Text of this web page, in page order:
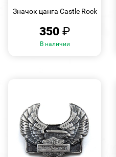
Значок цанга Castle Rock
350₽
В наличии